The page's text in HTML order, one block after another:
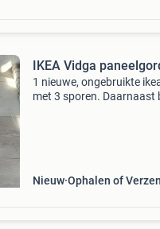
IKEA Vidga
1 nieuwe, ongebruikte
met 3 sporen. Daarnaast
Nieuw Ophalen of